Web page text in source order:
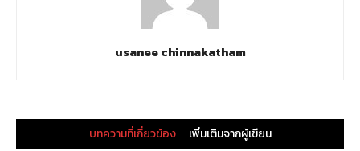
usanee chinnakatham
บทความที่เกี่ยวข้อง เพิ่มเติมจากผู้เขียน